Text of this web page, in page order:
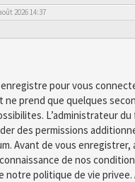
2026 14:37
pour vous
ne prend que quelques
L’administrateur
des permissions
Avant de vous enregistrer,
de nos
notre politique de vie privee.